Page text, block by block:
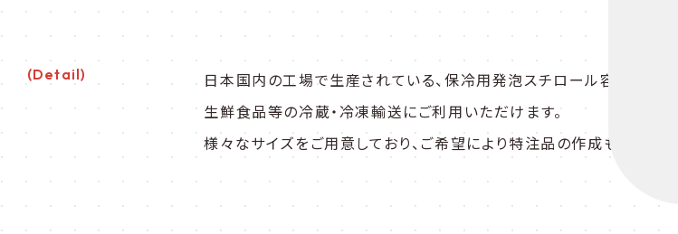
(detail)
日本国内の工場で生産されている、保冷用発泡スチロール容器です。
生鮮食品等の冷蔵・冷凍輸送にご利用いただけます。
様々なサイズをご用意しており、ご希望により特注品の作成も可能です。